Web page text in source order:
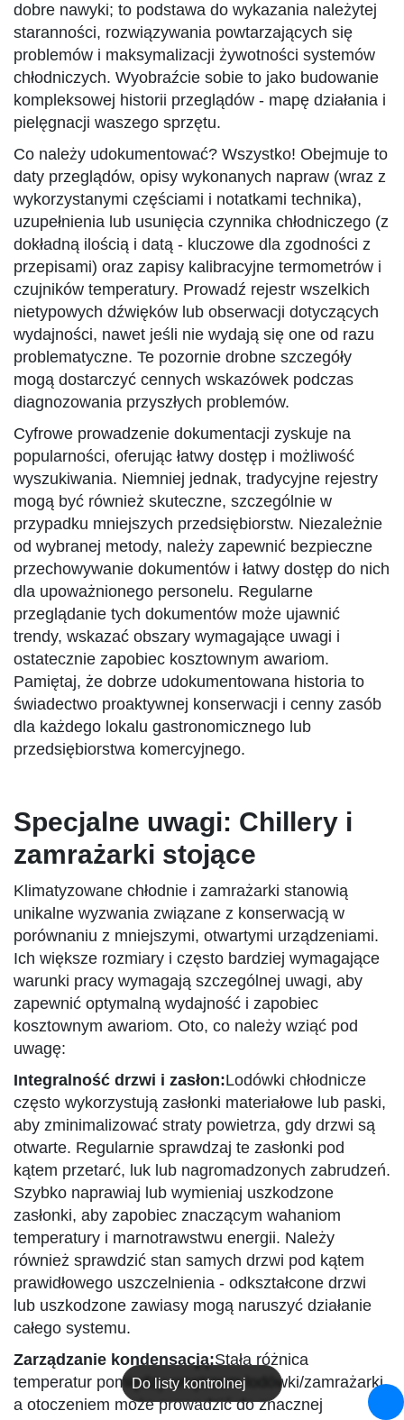
Do listy kontrolnej
dobre nawyki; to podstawa do wykazania należytej
staranności, rozwiązywania powtarzających się
problemów i maksymalizacji żywotności systemów
chłodniczych. Wyobraźcie sobie to jako budowanie
kompleksowej historii przeglądów - mapę działania i
pielęgnacji waszego sprzętu.
Co należy udokumentować? Wszystko! Obejmuje to
daty przeglądów, opisy wykonanych napraw (wraz z
wykorzystanymi częściami i notatkami technika),
uzupełnienia lub usunięcia czynnika chłodniczego (z
dokładną ilością i datą - kluczowe dla zgodności z
przepisami) oraz zapisy kalibracyjne termometrów i
czujników temperatury. Prowadź rejestr wszelkich
nietypowych dźwięków lub obserwacji dotyczących
wydajności, nawet jeśli nie wydają się one od razu
problematyczne. Te pozornie drobne szczegóły
mogą dostarczyć cennych wskazówek podczas
diagnozowania przyszłych problemów.
Cyfrowe prowadzenie dokumentacji zyskuje na
popularności, oferując łatwy dostęp i możliwość
wyszukiwania. Niemniej jednak, tradycyjne rejestry
mogą być również skuteczne, szczególnie w
przypadku mniejszych przedsiębiorstw. Niezależnie
od wybranej metody, należy zapewnić bezpieczne
przechowywanie dokumentów i łatwy dostęp do nich
dla upoważnionego personelu. Regularne
przeglądanie tych dokumentów może ujawnić
trendy, wskazać obszary wymagające uwagi i
ostatecznie zapobiec kosztownym awariom.
Pamiętaj, że dobrze udokumentowana historia to
świadectwo proaktywnej konserwacji i cenny zasób
dla każdego lokalu gastronomicznego lub
przedsiębiorstwa komercyjnego.
Specjalne uwagi: Chillery i
zamrażarki stojące
Klimatyzowane chłodnie i zamrażarki stanowią
unikalne wyzwania związane z konserwacją w
porównaniu z mniejszymi, otwartymi urządzeniami.
Ich większe rozmiary i często bardziej wymagające
warunki pracy wymagają szczególnej uwagi, aby
zapewnić optymalną wydajność i zapobiec
kosztownym awariom. Oto, co należy wziąć pod
uwagę:
Integralność drzwi i zasłon:Lodówki chłodnicze
często wykorzystują zasłonki materiałowe lub paski,
aby zminimalizować straty powietrza, gdy drzwi są
otwarte. Regularnie sprawdzaj te zasłonki pod
kątem przetarć, luk lub nagromadzonych zabrudzeń.
Szybko naprawiaj lub wymieniaj uszkodzone
zasłonki, aby zapobiec znaczącym wahaniom
temperatury i marnotrawstwu energii. Należy
również sprawdzić stan samych drzwi pod kątem
prawidłowego uszczelnienia - odkształcone drzwi
lub uszkodzone zawiasy mogą naruszyć działanie
całego systemu.
Zarządzanie kondensacją:Stała różnica
temperatur pomiędzy wnętrzem lodówki/zamrażarki
a otoczeniem może prowadzić do znacznej